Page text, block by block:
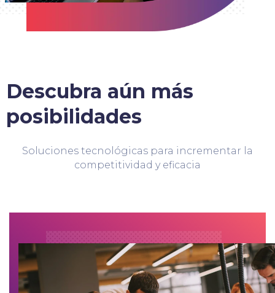
Descubra aún más
posibilidades
Soluciones tecnológicas para incrementar la
competitividad y eficacia